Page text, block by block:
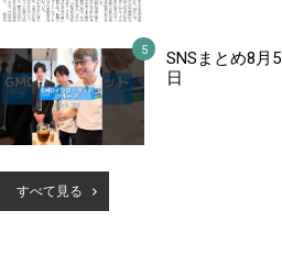
SNSまとめ8月5
日
すべて見る